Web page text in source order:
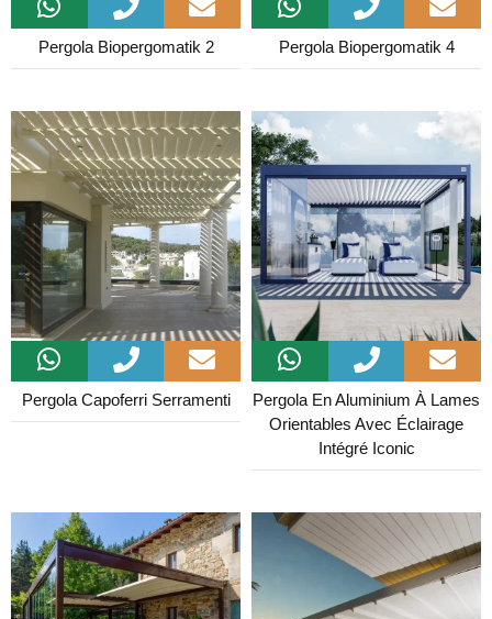
Pergola Biopergomatik 2 Pergola Biopergomatik 4
Pergola Capoferri Serramenti
Pergola En Aluminium À Lames
Orientables Avec Éclairage
Intégré Iconic